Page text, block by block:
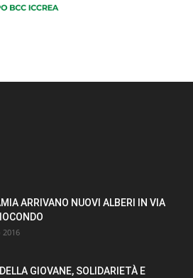
ARRIVANO NUOVI ALBERI IN VIA
2016
GIOVANE, SOLIDARIETÀ E